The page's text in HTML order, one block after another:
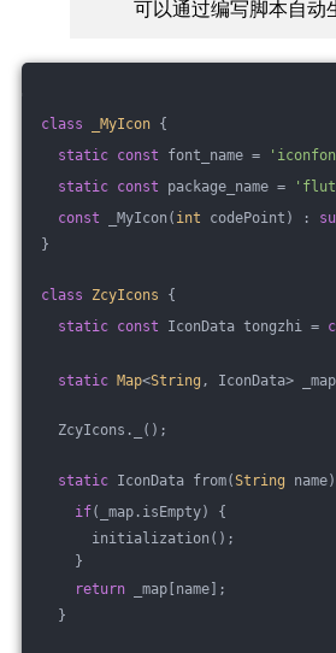
可以通过编写脚本自动
class _MyIcon {
static const font_name =
static const package_name =
const _MyIcon( int codePoint) :
}
class ZcyIcons
{
static const IconData tongzhi =
static Map<String , IconData>
ZcyIcons._();
static IconData from(String
if(_map.isEmpty) {
initialization();
}
return _map[name];
}